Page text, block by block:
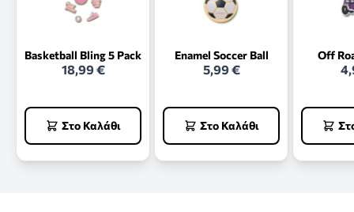
Basketball Bling 5 Pack
18,99 €
Στο Καλάθι
Enamel Soccer Ball
5,99 €
Στο Καλάθι
Off